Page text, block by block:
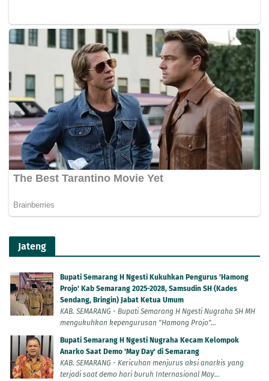
Jateng
Bupati Semarang H Ngesti Kukuhkan Pengurus 'Hamong
Projo' Kab Semarang 2025-2028, Samsudin SH (Kades
Sendang, Bringin) Jabat Ketua Umum
KAB. SEMARANG - Bupati Semarang H Ngesti Nugraha SH MH
mengukuhkan kepengurusan "Hamong Projo"...
Bupati Semarang H Ngesti Nugraha Kecam Kelompok
Anarko Saat Demo 'May Day' di Semarang
KAB. SEMARANG - Kericuhan menjurus aksi anarkis yang
terjadi saat demo hari buruh Internasional May...